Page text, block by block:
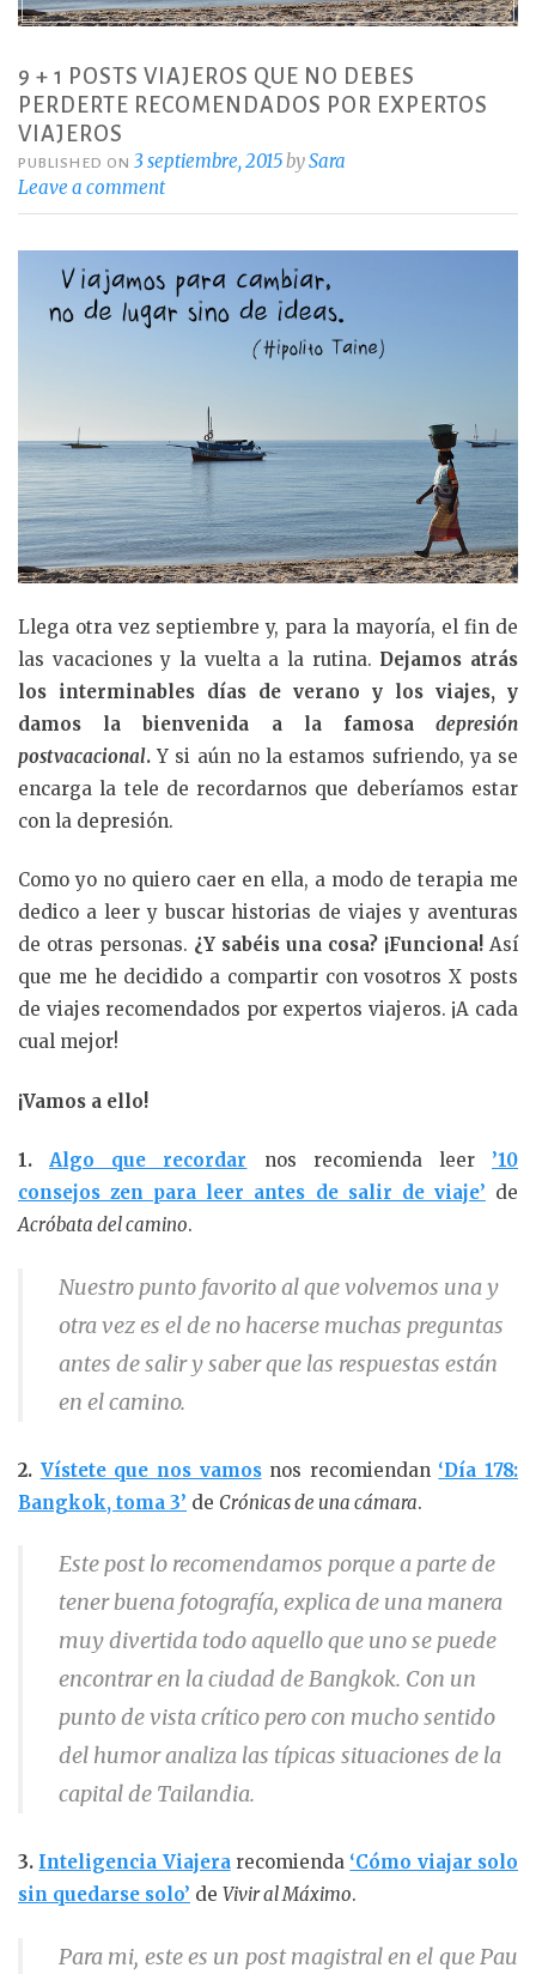
9 + 1 POSTS VIAJEROS QUE NO DEBES
PERDERTE RECOMENDADOS POR EXPERTOS
VIAJEROS
PUBLISHED ON3 septiembre, 2015bySara
Leave a comment
Llega otra vez septiembre y, para la mayoría, el fin de
las vacaciones y la vuelta a la rutina. Dejamos atrás
los interminables días de verano y los viajes, y
damos la bienvenida a la famosa depresión
postvacacional. Y si aún no la estamos sufriendo, ya se
encarga la tele de recordarnos que deberíamos estar
con la depresión.
Como yo no quiero caer en ella, a modo de terapia me
dedico a leer y buscar historias de viajes y aventuras
de otras personas. ¿Y sabéis una cosa? ¡Funciona! Así
que me he decidido a compartir con vosotros X posts
de viajes recomendados por expertos viajeros. ¡A cada
cual mejor!
¡Vamos a ello!
1. Algo que recordar nos recomienda leer ’10
consejos zen para leer antes de salir de viaje’ de
Acróbata del camino.
Nuestro punto favorito al que volvemos una y
otra vez es el de no hacerse muchas preguntas
antes de salir y saber que las respuestas están
en el camino.
2. Vístete que nos vamosnos recomiendan ‘Día 178:
Bangkok, toma 3’ de Crónicas de una cámara.
Este post lo recomendamos porque a parte de
tener buena fotografía, explica de una manera
muy divertida todo aquello que uno se puede
encontrar en la ciudad de Bangkok. Con un
punto de vista crítico pero con mucho sentido
del humor analiza las típicas situaciones de la
capital de Tailandia.
3. Inteligencia Viajerarecomienda ‘Cómo viajar solo
sin quedarse solo’ de Vivir al Máximo.
Para mi, este es un post magistral en el que Pau